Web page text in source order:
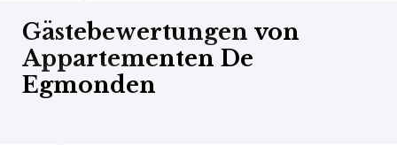
Gästebewertungen von
Appartementen De
Egmonden